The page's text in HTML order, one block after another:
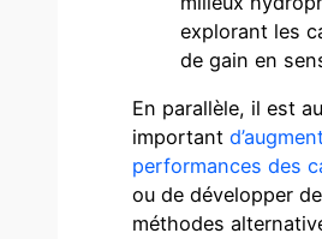
explorant les
de gain en
En parallèle, il est
important
performances des
ou de développer
méthodes